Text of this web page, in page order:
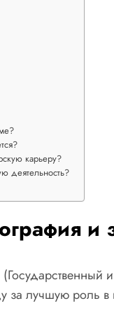
карьеру?
деятельность?
и
за лучшую роль в